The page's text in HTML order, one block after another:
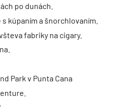
po dunách.
kúpaním a šnorchlovaním.
fabriky na cigary.
Park v Punta Cana